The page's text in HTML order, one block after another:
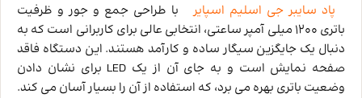
پاد سایبر جی اسلیم اسپایر
با طراحی جمع و جور و ظرفیت
باتری 1200 میلی‌ آمپر ساعتی، انتخابی عالی برای کاربرانی است که به
دنبال یک جایگزین سیگار ساده و کارآمد هستند. این دستگاه فاقد
صفحه نمایش است و به جای آن از یک LED برای نشان دادن
وضعیت باتری بهره می ‌برد، که استفاده از آن را بسیار آسان می‌ کند.